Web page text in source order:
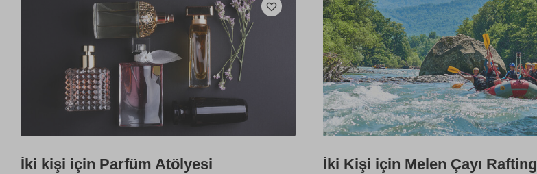
İki kişi için Parfüm Atölyesi İki Kişi için Melen Çayı Rafting